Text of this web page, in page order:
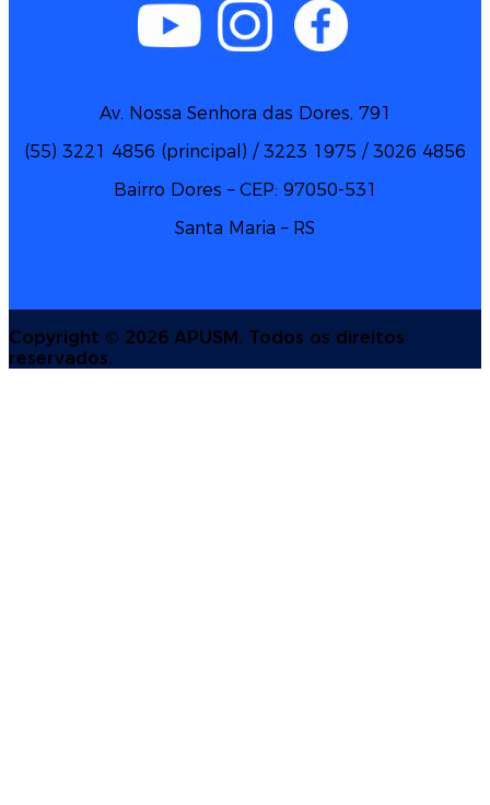
Av. Nossa Senhora das Dores, 791
(55) 3221 4856 (principal) / 3223 1975 / 3026 4856
Bairro Dores – CEP: 97050-531
Santa Maria – RS
Copyright © 2026 APUSM. Todos os direitos
reservados.